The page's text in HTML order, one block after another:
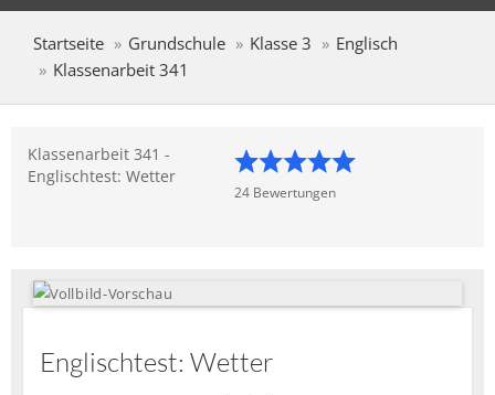
Startseite Grundschule Klasse 3
Englisch
Klassenarbeit 341
Klassenarbeit 341 -
Englischtest: Wetter
24 Bewertungen
Englischtest: Wetter